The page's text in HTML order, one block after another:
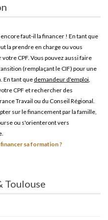
, encore faut-il la financer ! En tant que
la prendre en charge ou vous
CPF. Vous pouvez aussi faire
(remplaçant le CIF) pour une
En tant que demandeur d'emploi
CPF et rechercher des
Travail ou du Conseil Régional.
sur le financement par la famille,
ou s'orienteront vers
sa formation ?
Toulouse